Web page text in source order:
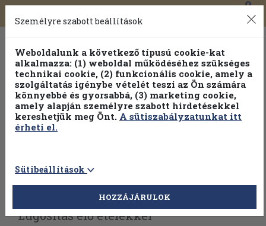
Toggle
navigation
0
Vissza az előző oldalra Válasszon példányt
Lúgosítás élő ételekkel
Személyre szabott beállítások
Weboldalunk a következő típusú cookie-kat
alkalmazza: (1) weboldal működéséhez szükséges
technikai cookie, (2) funkcionális cookie, amely a
szolgáltatás igénybe vételét teszi az Ön számára
könnyebbé és gyorsabbá, (3) marketing cookie,
amely alapján személyre szabott hirdetésekkel
kereshetjük meg Önt. A sütiszabályzatunkat itt
érheti el.
Sütibeállítások
HOZZÁJÁRULOK